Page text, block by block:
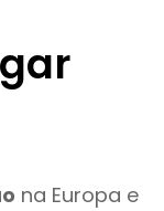
na Europa e